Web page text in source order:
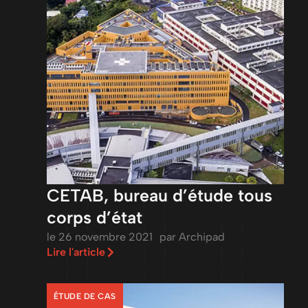
CETAB, bureau d’étude tous
corps d’état
le 26 novembre 2021 par Archipad
Lire l'article
ÉTUDE DE CAS